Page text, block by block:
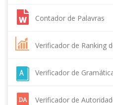
Contador de Palavras
Verificador de Ranking
Verificador de
Verificador de